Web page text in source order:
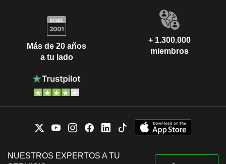
Más de 20 años
a tu lado
+ 1.300.000
miembros
NUESTROS EXPERTOS A TU